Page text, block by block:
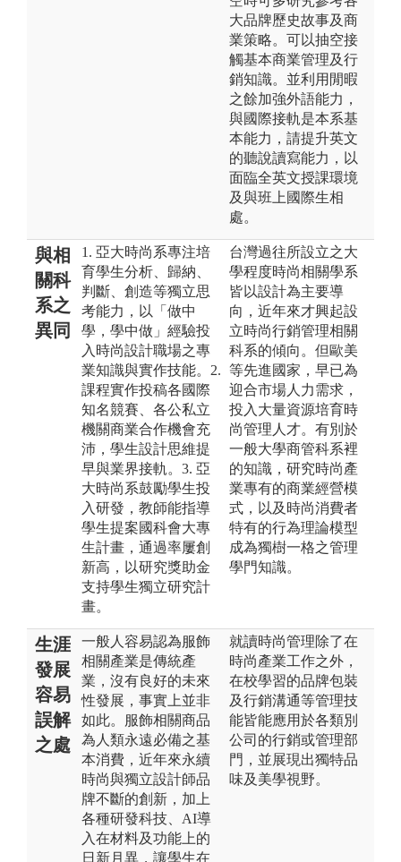
大品牌歷史故事及商
業策略。可以抽空接
觸基本商業管理及行
銷知識。並利用閒暇
之餘加強外語能力，
與國際接軌是本系基
本能力，請提升英文
的聽說讀寫能力，以
面臨全英文授課環境
及與班上國際生相
處。
與相
關科
系之
異同
1. 亞大時尚系專注培
育學生分析、歸納、
判斷、創造等獨立思
考能力，以「做中
學，學中做」經驗投
入時尚設計職場之專
業知識與實作技能。2.
課程實作投稿各國際
知名競賽、各公私立
機關商業合作機會充
沛，學生設計思維提
早與業界接軌。3. 亞
大時尚系鼓勵學生投
入研發，教師能指導
學生提案國科會大專
生計畫，通過率屢創
新高，以研究獎助金
支持學生獨立研究計
畫。
台灣過往所設立之大
學程度時尚相關學系
皆以設計為主要導
向，近年來才興起設
立時尚行銷管理相關
科系的傾向。但歐美
等先進國家，早已為
迎合市場人力需求，
投入大量資源培育時
尚管理人才。有別於
一般大學商管科系裡
的知識，研究時尚產
業專有的商業經營模
式，以及時尚消費者
特有的行為理論模型
成為獨樹一格之管理
學門知識。
生涯
發展
容易
誤解
之處
一般人容易認為服飾
相關產業是傳統產
業，沒有良好的未來
性發展，事實上並非
如此。服飾相關商品
為人類永遠必備之基
本消費，近年來永續
時尚與獨立設計師品
牌不斷的創新，加上
各種研發科技、AI導
入在材料及功能上的
日新月異，讓學生在
就讀時尚管理除了在
時尚產業工作之外，
在校學習的品牌包裝
及行銷溝通等管理技
能皆能應用於各類別
公司的行銷或管理部
門，並展現出獨特品
味及美學視野。